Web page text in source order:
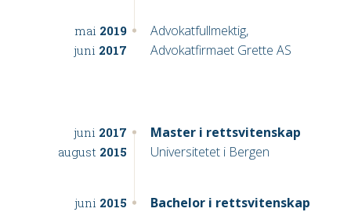
mai 2019
juni 2017
Advokatfullmektig,
Advokatfirmaet Grette AS
juni 2017
august 2015
Master i rettsvitenskap
Universitetet i Bergen
juni 2015
Bachelor i rettsvitenskap